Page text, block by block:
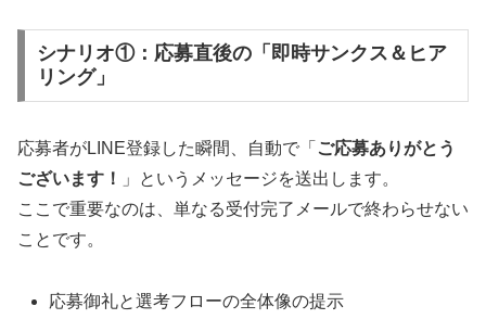
シナリオ①：応募直後の「即時サンクス＆ヒア
リング」
応募者がLINE登録した瞬間、自動で「 ご応募ありがとう
ございます！
」というメッセージを送出します。
ここで重要なのは、単なる受付完了メールで終わらせない
ことです。
応募御礼と選考フローの全体像の提示